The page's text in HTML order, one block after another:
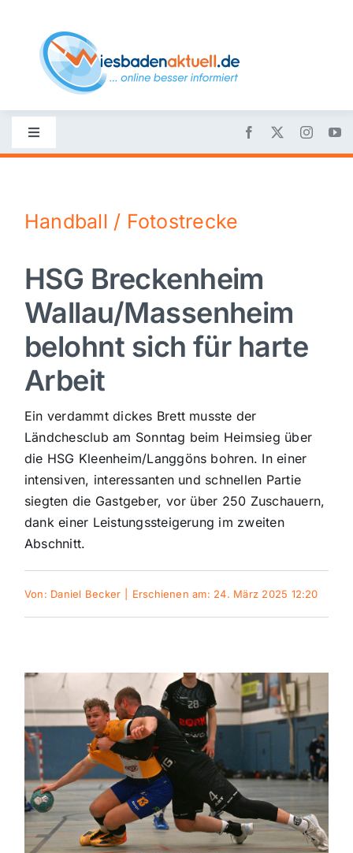
content
Toggle
Navigation
Nachrichten
Politik
Wirtschaft
Sport
Kultur
Panorama
Mein Stadtteil
Galerie
Polizeimeldungen
Themen und Termine
Gewinnspiele
Handball / Fotostrecke
HSG Breckenheim
Wallau/Massenheim
belohnt sich für harte
Arbeit
Ein verdammt dickes Brett musste der
Ländchesclub am Sonntag beim Heimsieg über
die HSG Kleenheim/Langgöns bohren. In einer
intensiven, interessanten und schnellen Partie
siegten die Gastgeber, vor über 250 Zuschauern,
dank einer Leistungssteigerung im zweiten
Abschnitt.
Von: Daniel Becker Erschienen am: 24. März 2025 12:20